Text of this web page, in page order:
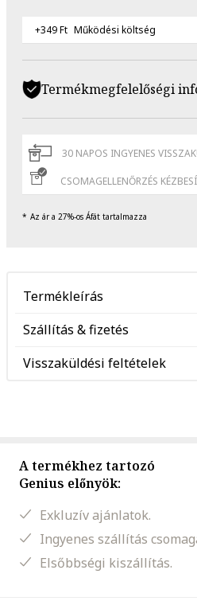
+349 Ft Működési költség
Termékmegfelelőségi
30 NAPOS INGYENES
CSOMAGELLENŐRZÉS
Az ár a 27%-os Áfát tartalmazza
Termékleírás
Szállítás & fizetés
Visszaküldési feltételek
A termékhez tartozó
Genius előnyök:
Exkluzív ajánlatok.
Ingyenes szállítás
Elsőbbségi kiszállítás.